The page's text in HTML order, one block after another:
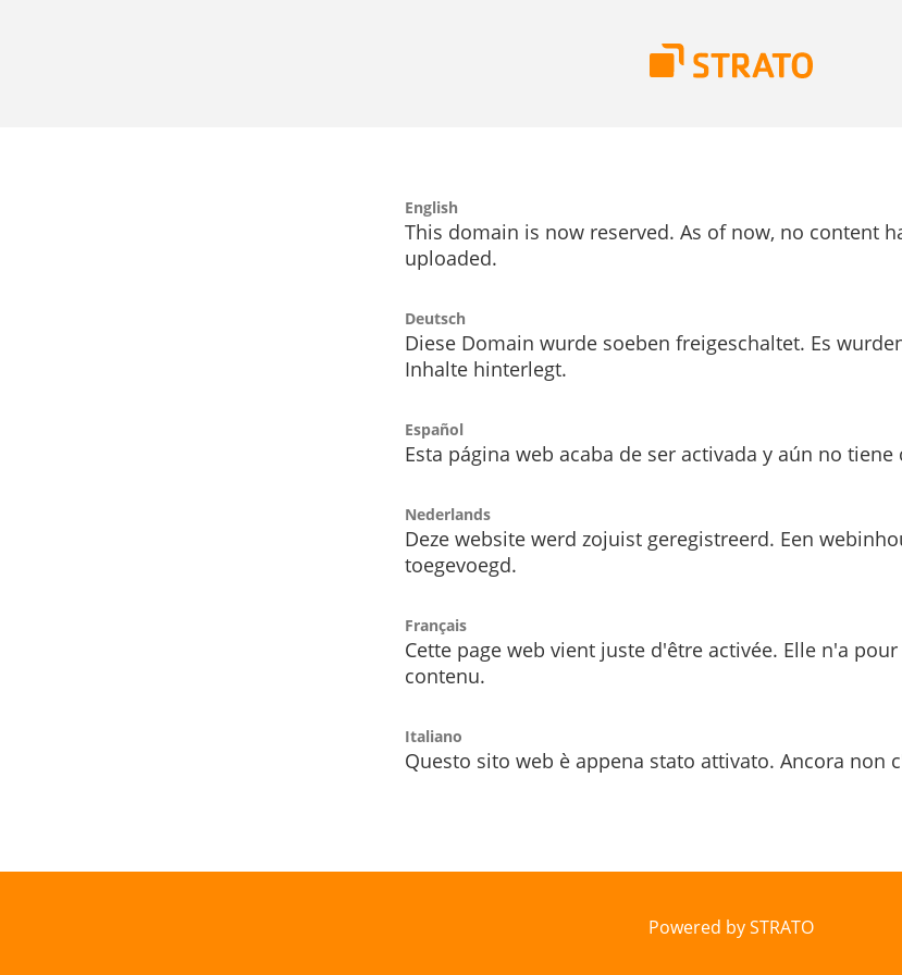
English
This domain is now reserved. As of now, no content
uploaded.
Deutsch
Diese Domain wurde soeben freigeschaltet. Es
Inhalte hinterlegt.
Español
Esta página web acaba de ser activada y aún no
Nederlands
Deze website werd zojuist geregistreerd. Een
toegevoegd.
Français
Cette page web vient juste d'être activée. Elle n'a
contenu.
Italiano
Questo sito web è appena stato attivato. Ancora non
Powered by STRATO